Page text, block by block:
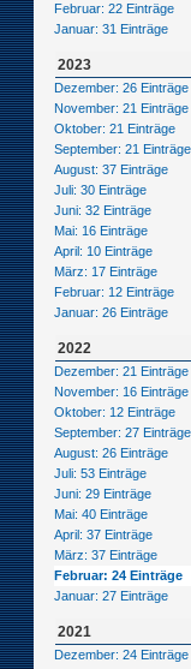
Februar: 22 Einträge
Januar: 31 Einträge
2023
Dezember: 26 Einträge
November: 21 Einträge
Oktober: 21 Einträge
September: 21 Einträge
August: 37 Einträge
Juli: 30 Einträge
Juni: 32 Einträge
Mai: 16 Einträge
April: 10 Einträge
März: 17 Einträge
Februar: 12 Einträge
Januar: 26 Einträge
2022
Dezember: 21 Einträge
November: 16 Einträge
Oktober: 12 Einträge
September: 27 Einträge
August: 26 Einträge
Juli: 53 Einträge
Juni: 29 Einträge
Mai: 40 Einträge
April: 37 Einträge
März: 37 Einträge
Februar: 24 Einträge
Januar: 27 Einträge
2021
Dezember: 24 Einträge